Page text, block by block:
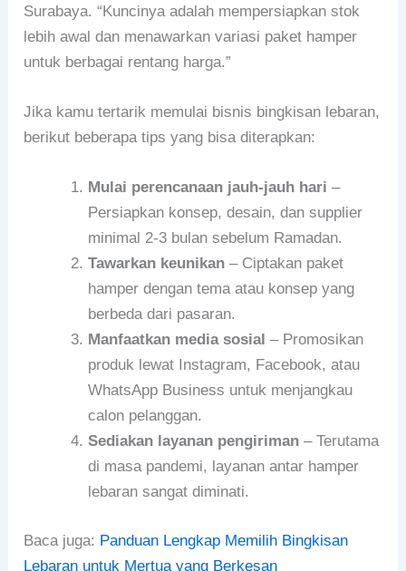
Surabaya. “Kuncinya adalah mempersiapkan stok
lebih awal dan menawarkan variasi paket hamper
untuk berbagai rentang harga.”
Jika kamu tertarik memulai bisnis bingkisan lebaran,
berikut beberapa tips yang bisa diterapkan:
Mulai perencanaan jauh-jauh hari –
Persiapkan konsep, desain, dan supplier
minimal 2-3 bulan sebelum Ramadan.
Tawarkan keunikan – Ciptakan paket
hamper dengan tema atau konsep yang
berbeda dari pasaran.
Manfaatkan media sosial – Promosikan
produk lewat Instagram, Facebook, atau
WhatsApp Business untuk menjangkau
calon pelanggan.
Sediakan layanan pengiriman – Terutama
di masa pandemi, layanan antar hamper
lebaran sangat diminati.
Baca juga: Panduan Lengkap Memilih Bingkisan
Lebaran untuk Mertua yang Berkesan